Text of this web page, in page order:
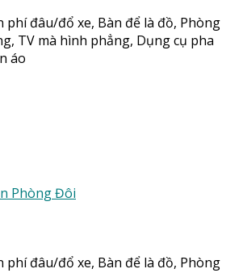
phí đâu/đổ xe, Bàn để là đồ, Phòng
, TV mà hình phẳng, Dụng cụ pha
áo
phí đâu/đổ xe, Bàn để là đồ, Phòng